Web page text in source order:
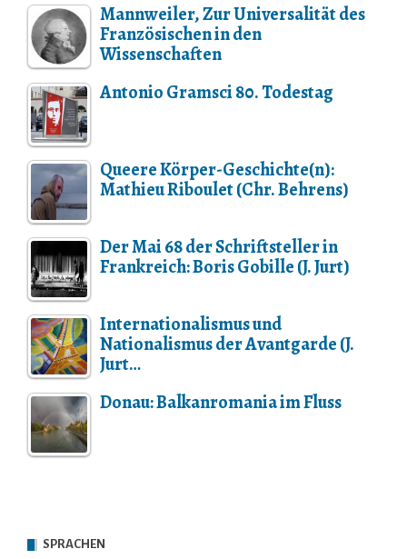
Mannweiler, Zur Universalität des
Französischen in den
Wissenschaften
Antonio Gramsci 80. Todestag
Queere Körper-Geschichte(n):
Mathieu Riboulet (Chr. Behrens)
Der Mai 68 der Schriftsteller in
Frankreich: Boris Gobille (J. Jurt)
Internationalismus und
Nationalismus der Avantgarde (J.
Jurt…
Donau: Balkanromania im Fluss
SPRACHEN